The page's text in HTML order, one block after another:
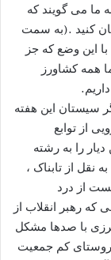
می گویند که
کنید .(به سمت
این وضع که جز
همه کشاورز
سیستان این هفته
از توابع
را به رشته
نقل از تابناک ،
از درد
که رهبر انقلاب از
با صدها مشکل
کم جمعیت